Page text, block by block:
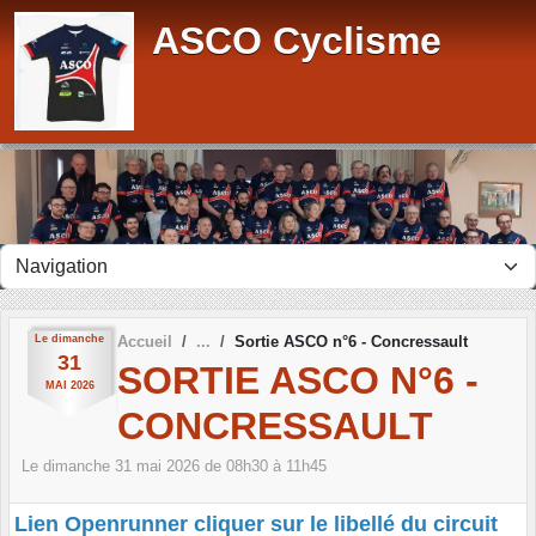
ASCO Cyclisme
Le dimanche
31
MAI 2026
Accueil Sortie ASCO n°6 - Concressault
SORTIE ASCO N°6 -
CONCRESSAULT
Le dimanche 31 mai 2026 de 08h30 à 11h45
Lien Openrunner cliquer sur le libellé du circuit
Panneau de gestion des cookies